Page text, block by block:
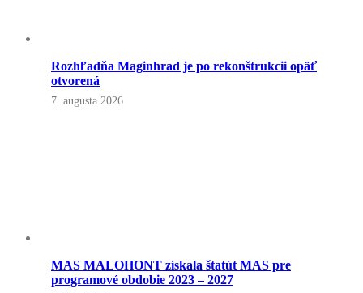
Rozhľadňa Maginhrad je po rekonštrukcii opäť
otvorená
7. augusta 2026
MAS MALOHONT získala štatút MAS pre
programové obdobie 2023 – 2027